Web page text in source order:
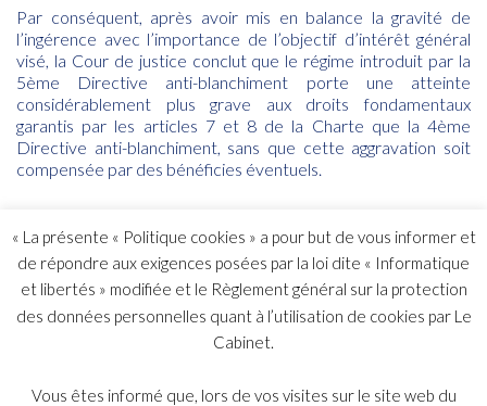
Par conséquent, après avoir mis en balance la gravité de
l’ingérence avec l’importance de l’objectif d’intérêt général
visé, la Cour de justice conclut que le régime introduit par la
5ème Directive anti-blanchiment porte une atteinte
considérablement plus grave aux droits fondamentaux
garantis par les articles 7 et 8 de la Charte que la 4ème
Directive anti-blanchiment, sans que cette aggravation soit
compensée par des bénéficies éventuels.
l’Union Européenne puisque chaque Etat membre devra en
analyser les conséquences et les effets sur son registre des
bénéficiaires effectifs.
En tout état de cause, il reviendra à la Commission
européenne de réformer cette disposition suite à l’arrêt
« La présente « Politique cookies » a pour but de vous informer et
de répondre aux exigences posées par la loi dite « Informatique
et libertés » modifiée et le Règlement général sur la protection
des données personnelles quant à l’utilisation de cookies par Le
Cabinet.
Vous êtes informé que, lors de vos visites sur le site web du